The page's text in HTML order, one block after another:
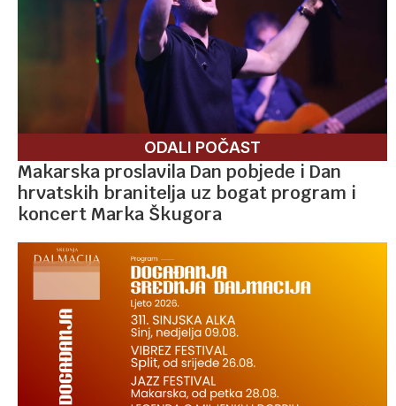
ODALI POČAST
Makarska proslavila Dan pobjede i Dan
hrvatskih branitelja uz bogat program i
koncert Marka Škugora